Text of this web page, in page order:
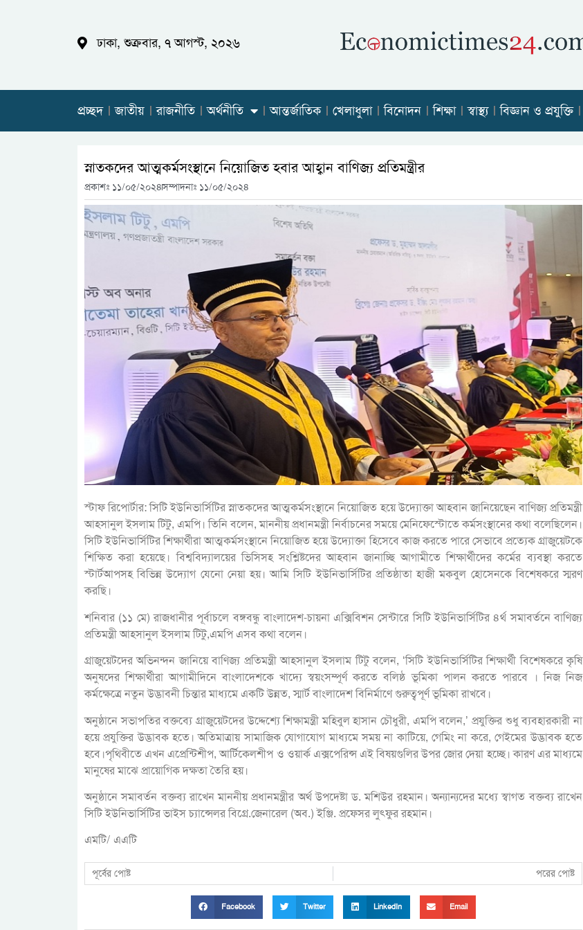
ঢাকা, শুক্রবার, ৭ আগস্ট, ২০২৬
প্রচ্ছদ জাতীয় রাজনীতি অর্থনীতি আন্তর্জাতিক খেলাধুলা বিনোদন শিক্ষা স্বাস্থ্য বিজ্ঞান ও প্রযুক্তি
স্নাতকদের আত্মকর্মসংস্থানে নিয়োজিত হবার আহ্বান বাণিজ্য প্রতিমন্ত্রীর
প্রকাশঃ ১১/০৫/২০২৪সম্পাদনাঃ ১১/০৫/২০২৪
স্টাফ রিপোর্টার: সিটি ইউনিভার্সিটির স্নাতকদের আত্মকর্মসংস্থানে নিয়োজিত হয়ে উদ্যোক্তা আহবান জানিয়েছেন বাণিজ্য প্রতিমন্ত্রী
আহসানুল ইসলাম টিটু, এমপি। তিনি বলেন, মাননীয় প্রধানমন্ত্রী নির্বাচনের সময়ে মেনিফেস্টোতে কর্মসংস্থানের কথা বলেছিলেন।
সিটি ইউনিভার্সিটির শিক্ষার্থীরা আত্মকর্মসংস্থানে নিয়োজিত হয়ে উদ্যোক্তা হিসেবে কাজ করতে পারে সেভাবে প্রত্যেক গ্রাজুয়েটকে
শিক্ষিত করা হয়েছে। বিশ্ববিদ্যালয়ের ভিসিসহ সংশ্লিষ্টদের আহবান জানাচ্ছি আগামীতে শিক্ষার্থীদের কর্মের ব্যবস্থা করতে
স্টার্টআপসহ বিভিন্ন উদ্যোগ যেনো নেয়া হয়। আমি সিটি ইউনিভার্সিটির প্রতিষ্ঠাতা হাজী মকবুল হোসেনকে বিশেষকরে স্মরণ
করছি।
শনিবার (১১ মে) রাজধানীর পূর্বাচলে বঙ্গবন্ধু বাংলাদেশ-চায়না এক্সিবিশন সেন্টারে সিটি ইউনিভার্সিটির ৪র্থ সমাবর্তনে বাণিজ্য
প্রতিমন্ত্রী আহসানুল ইসলাম টিটু,এমপি এসব কথা বলেন।
গ্রাজুয়েটদের অভিনন্দন জানিয়ে বাণিজ্য প্রতিমন্ত্রী আহসানুল ইসলাম টিটু বলেন, ‘সিটি ইউনিভার্সিটির শিক্ষার্থী বিশেষকরে কৃষি
অনুষদের শিক্ষার্থীরা আগামীদিনে বাংলাদেশকে খাদ্যে স্বয়ংসম্পূর্ণ করতে বলিষ্ঠ ভূমিকা পালন করতে পারবে । নিজ নিজ
কর্মক্ষেত্রে নতুন উদ্ভাবনী চিন্তার মাধ্যমে একটি উন্নত, স্মার্ট বাংলাদেশ বিনির্মাণে গুরুত্বপূর্ণ ভূমিকা রাখবে।
অনুষ্ঠানে সভাপতির বক্তব্যে গ্রাজুয়েটদের উদ্দেশ্যে শিক্ষামন্ত্রী মহিবুল হাসান চৌধুরী, এমপি বলেন,’ প্রযুক্তির শুধু ব্যবহারকারী না
হয়ে প্রযুক্তির উদ্ভাবক হতে। অতিমাত্রায় সামাজিক যোগাযোগ মাধ্যমে সময় না কাটিয়ে, গেমিং না করে, গেইমের উদ্ভাবক হতে
হবে।পৃথিবীতে এখন এপ্রেন্টিশীপ, আর্টিকেলশীপ ও ওয়ার্ক এক্সপেরিন্স এই বিষয়গুলির উপর জোর দেয়া হচ্ছে। কারণ এর মাধ্যমে
মানুষের মাঝে প্রায়োগিক দক্ষতা তৈরি হয়।
অনুষ্ঠানে সমাবর্তন বক্তব্য রাখেন মাননীয় প্রধানমন্ত্রীর অর্থ উপদেষ্টা ড. মশিউর রহমান। অন্যান্যদের মধ্যে স্বাগত বক্তব্য রাখেন
সিটি ইউনিভার্সিটির ভাইস চ্যান্সেলর বিগ্রে.জেনারেল (অব.) ইঞ্জি. প্রফেসর লুৎফুর রহমান।
এমটি/ এএটি
পূর্বের পোষ্ট পরের পোষ্ট
Facebook Twitter LinkedIn Email